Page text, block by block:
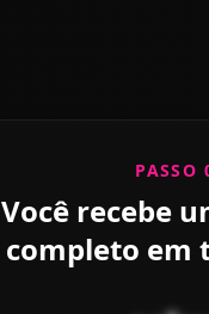
PASSO
Você recebe
completo em